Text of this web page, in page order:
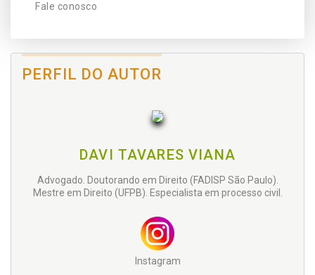
Fale conosco
PERFIL DO AUTOR
DAVI TAVARES VIANA
Advogado. Doutorando em Direito (FADISP São Paulo).
Mestre em Direito (UFPB). Especialista em processo civil.
Instagram